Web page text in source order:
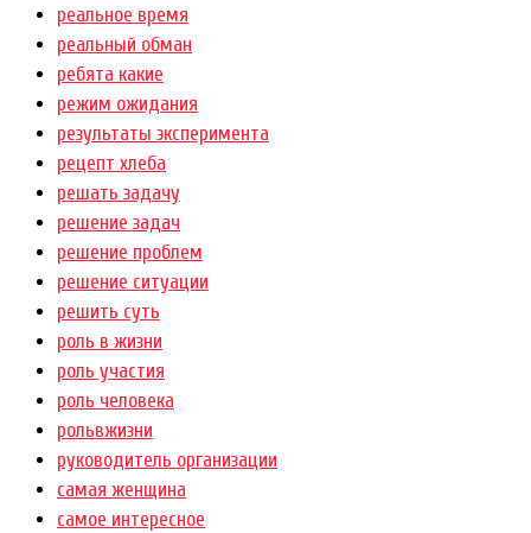
реальное время
реальный обман
ребята какие
режим ожидания
результаты эксперимента
рецепт хлеба
решать задачу
решение задач
решение проблем
решение ситуации
решить суть
роль в жизни
роль участия
роль человека
рольвжизни
руководитель организации
самая женщина
самое интересное